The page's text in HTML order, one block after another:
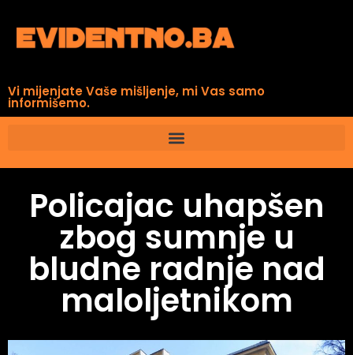
Vi mijenjate Vaše mišljenje, mi Vas samo
informišemo.
Policajac uhapšen
zbog sumnje u
bludne radnje nad
maloljetnikom